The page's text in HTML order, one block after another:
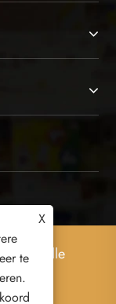
Ltd. Alle
X
te